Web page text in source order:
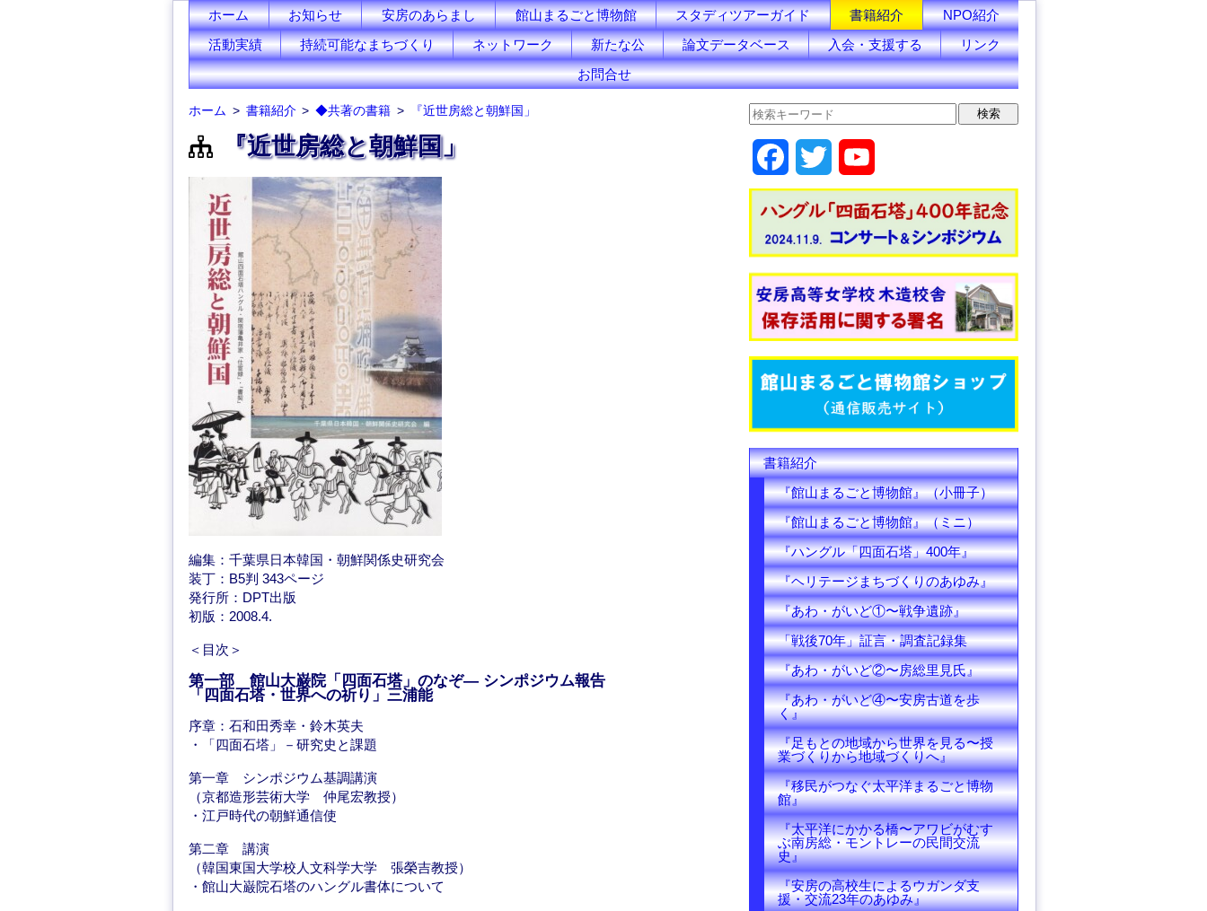
ホーム お知らせ 安房のあらまし 館山まるごと博物館 スタディツアーガイド 書籍紹介
NPO紹介
活動実績
持続可能なまちづくり ネットワーク 新たな公 論文データベース 入会・支援する
リンク
お問合せ
ホーム 書籍紹介 ◆共著の書籍 『近世房総と朝鮮国」
『近世房総と朝鮮国」
編集：千葉県日本韓国・朝鮮関係史研究会
装丁：B5判 343ページ
発行所：DPT出版
初版：2008.4.
＜目次＞
第一部 館山大巌院「四面石塔」のなぞ― シンポジウム報告
「四面石塔・世界への祈り」三浦能
序章：石和田秀幸・鈴木英夫
・「四面石塔」－研究史と課題
第一章 シンポジウム基調講演
（京都造形芸術大学 仲尾宏教授）
・江戸時代の朝鮮通信使
第二章 講演
（韓国東国大学校人文科学大学 張榮吉教授）
・館山大巌院石塔のハングル書体について
a
b
o
o
w
i
t
e
o
u
b
e
C
a
n
n
e
l
書籍紹介
『館山まるごと博物館』（小冊子）
『館山まるごと博物館』（ミニ）
『ハングル「四面石塔」400年』
『ヘリテージまちづくりのあゆみ』
『あわ・がいど①〜戦争遺跡』
「戦後70年」証言・調査記録集
『あわ・がいど②〜房総里見氏』
『あわ・がいど④〜安房古道を歩
く』
『足もとの地域から世界を見る〜授
業づくりから地域づくりへ』
『移民がつなぐ太平洋まるごと博物
館』
『太平洋にかかる橋〜アワビがむす
ぶ南房総・モントレーの民間交流
史』
『安房の高校生によるウガンダ支
援・交流23年のあゆみ』